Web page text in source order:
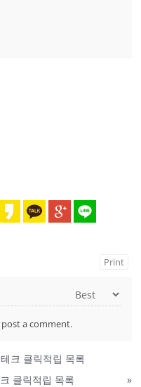
Print
a comment.
크 클릭적립 목록
클릭적립 목록
»